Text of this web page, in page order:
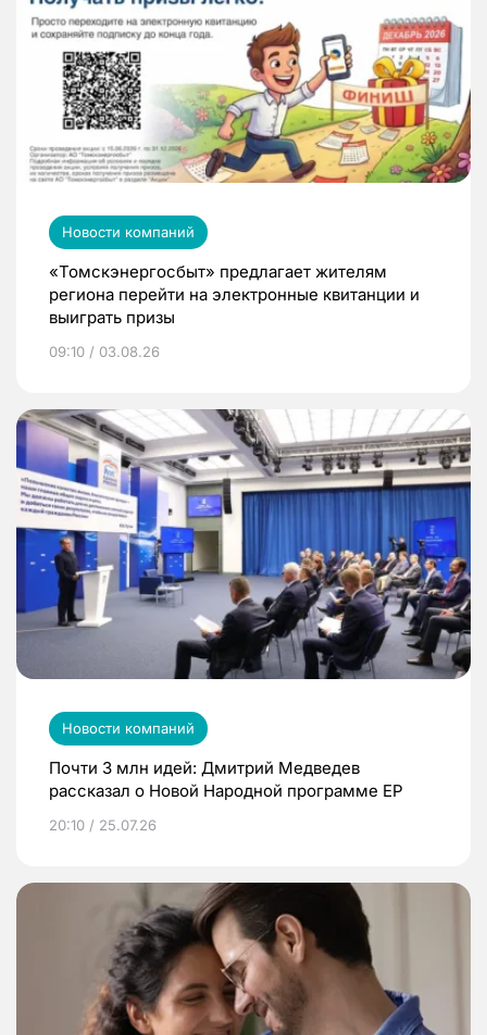
Новости компаний
«Томскэнергосбыт» предлагает жителям
региона перейти на электронные квитанции и
выиграть призы
09:10 / 03.08.26
Новости компаний
Почти 3 млн идей: Дмитрий Медведев
рассказал о Новой Народной программе ЕР
20:10 / 25.07.26